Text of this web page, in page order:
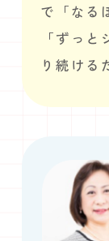
で「なる
「ずっ
り続ける